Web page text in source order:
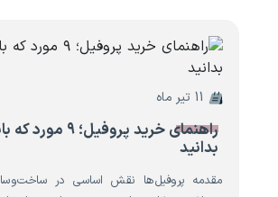
راهنمای خرید پروفیل؛ ۹
بدانید
مقدمه پروفیل‌ها نقش اساسی در